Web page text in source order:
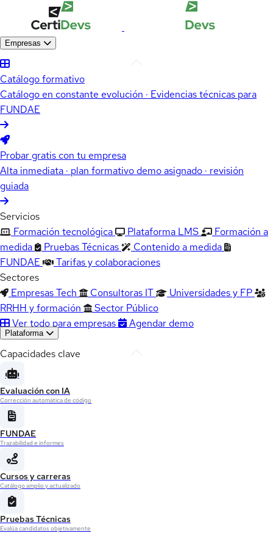
Empresas
Catálogo formativo
Catálogo en constante evolución · Evidencias técnicas para
FUNDAE
Probar gratis con tu empresa
Alta inmediata · plan formativo demo asignado · revisión
guiada
Servicios
Formación tecnológica
Plataforma LMS
Formación a
medida
Pruebas Técnicas
Contenido a medida
FUNDAE
Tarifas y colaboraciones
Sectores
Empresas Tech
Consultoras IT
Universidades y FP
RRHH y formación
Sector Público
Ver todo para empresas
Agendar demo
Plataforma
Capacidades clave
Evaluación con IA
Corrección automática de código
FUNDAE
Trazabilidad e informes
Cursos y carreras
Catálogo amplio y actualizado
Pruebas Técnicas
Evalúa candidatos objetivamente